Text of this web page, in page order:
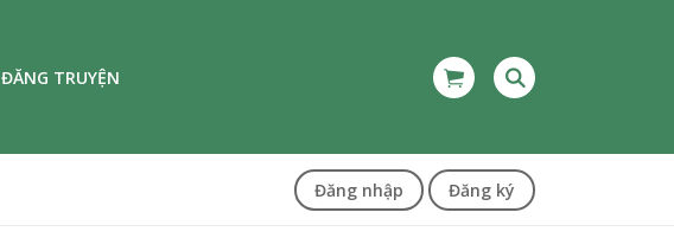
ĐĂNG TRUYỆN
Đăng nhập Đăng ký